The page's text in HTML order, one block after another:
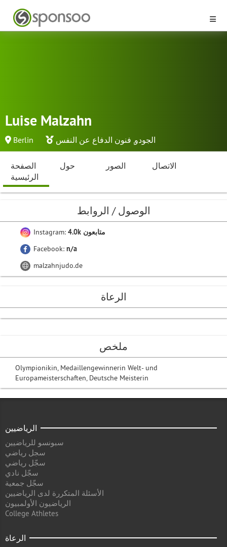
Luise Malzahn
Berlin الجودو, فنون الدفاع عن النفس
الصفحة
الرئيسية
حول الصور الاتصال
ملخص
Olympionikin, Medaillengewinnerin Welt- und
Europameisterschaften, Deutsche Meisterin
الوصول / الروابط
Instagram:
4.0k متابعون
Facebook: n/a
malzahnjudo.de
الرعاة
الرياضيين
سبونسو للرياضيين
سجل رياضي
سجّل رياضي
سجّل نادي
سجّل جمعية
الأسئلة المتكررة لدى الرياضيين
الرياضيون الأولمبيون
College Athletes
الرعاة